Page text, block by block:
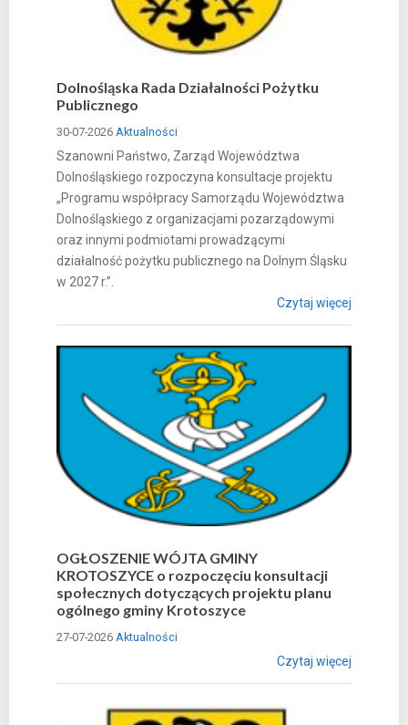
Dolnośląska Rada Działalności Pożytku
Publicznego
30-07-2026 Aktualności
Szanowni Państwo, Zarząd Województwa
Dolnośląskiego rozpoczyna konsultacje projektu
„Programu współpracy Samorządu Województwa
Dolnośląskiego z organizacjami pozarządowymi
oraz innymi podmiotami prowadzącymi
działalność pożytku publicznego na Dolnym Śląsku
w 2027 r.”.
Czytaj więcej
OGŁOSZENIE WÓJTA GMINY
KROTOSZYCE o rozpoczęciu konsultacji
społecznych dotyczących projektu planu
ogólnego gminy Krotoszyce
27-07-2026 Aktualności
Czytaj więcej